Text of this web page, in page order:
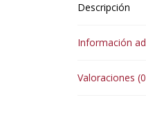
Descripción
Información
Valoraciones